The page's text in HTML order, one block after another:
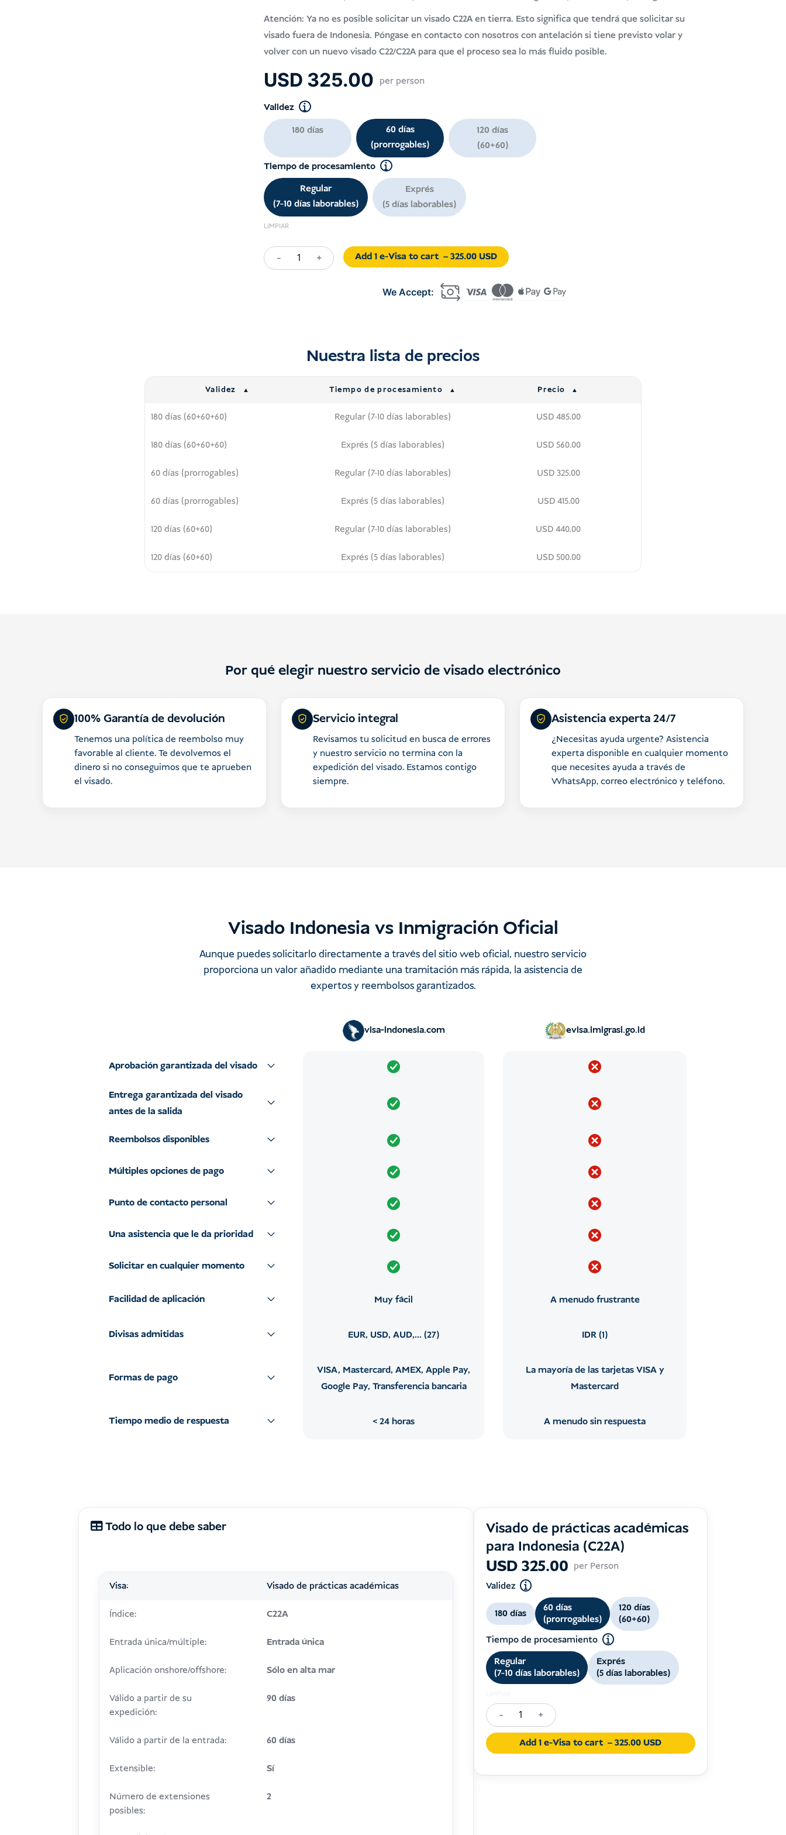
Atención: Ya no es posible solicitar un visado C22A en tierra. Esto significa que tendrá que solicitar su
visado fuera de Indonesia. Póngase en contacto con nosotros con antelación si tiene previsto volar y
volver con un nuevo visado C22/C22A para que el proceso sea lo más fluido posible.
USD 325.00 per person
Validez
180 días
60 días
(prorrogables)
120 días
(60+60)
Tiempo de procesamiento
Regular
(7-10 días laborables)
Exprés
(5 días laborables)
LIMPIAR
-
Academic
+ Add 1 e-Visa to cart – 325.00 USD
Nuestra lista de precios
Validez Tiempo de procesamiento Precio
180 días (60+60+60) Regular (7-10 días laborables) USD485.00
180 días (60+60+60) Exprés (5 días laborables) USD560.00
60 días (prorrogables) Regular (7-10 días laborables) USD325.00
60 días (prorrogables) Exprés (5 días laborables) USD415.00
120 días (60+60) Regular (7-10 días laborables) USD440.00
120 días (60+60) Exprés (5 días laborables) USD500.00
Por qué elegir nuestro servicio de visado electrónico
100% Garantía de devolución
Tenemos una política de reembolso muy
favorable al cliente. Te devolvemos el
dinero si no conseguimos que te aprueben
el visado.
Servicio integral
Revisamos tu solicitud en busca de errores
y nuestro servicio no termina con la
expedición del visado. Estamos contigo
siempre.
Asistencia experta 24/7
¿Necesitas ayuda urgente? Asistencia
experta disponible en cualquier momento
que necesites ayuda a través de
WhatsApp, correo electrónico y teléfono.
Visado Indonesia vs Inmigración Oficial
Aunque puedes solicitarlo directamente a través del sitio web oficial, nuestro servicio
proporciona un valor añadido mediante una tramitación más rápida, la asistencia de
expertos y reembolsos garantizados.
visa-indonesia.com evisa.imigrasi.go.id
Aprobación garantizada del visado
Entrega garantizada del visado
antes de la salida
Reembolsos disponibles
Múltiples opciones de pago
Punto de contacto personal
Una asistencia que le da prioridad
Solicitar en cualquier momento
Facilidad de aplicación Muy fácil A menudo frustrante
Divisas admitidas EUR, USD, AUD,... (27) IDR (1)
Formas de pago
VISA, Mastercard, AMEX, Apple Pay,
Google Pay, Transferencia bancaria
La mayoría de las tarjetas VISA y
Mastercard
Tiempo medio de respuesta 24 horas A menudo sin respuesta
Todo lo que debe saber
Visa: Visado de prácticas académicas
Índice: C22A
Entrada única/múltiple: Entrada única
Aplicación onshore/offshore: Sólo en alta mar
Válido a partir de su
expedición:
90 días
Válido a partir de la entrada: 60 días
Extensible: Sí
Número de extensiones
posibles:
2
Visado de prácticas académicas
para Indonesia (C22A)
USD325.00 per Person
Validez
180 días
60 días
(prorrogables)
120 días
(60+60)
Tiempo de procesamiento
Regular
(7-10 días laborables)
Exprés
(5 días laborables)
-
Academic
Internship
Visa
+
Add 1 e-Visa to cart – 325.00 USD